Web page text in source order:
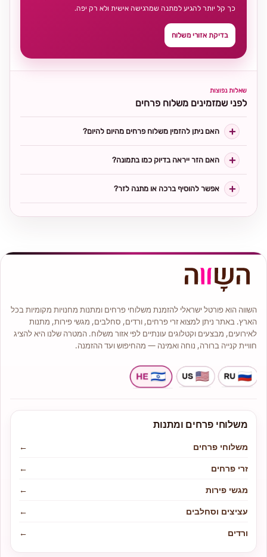
כך קל יותר להגיע למתנה שמרגישה אישית ולא רק יפה.
בדיקת אזורי משלוח
שאלות נפוצות
לפני שמזמינים משלוח פרחים
האם ניתן להזמין משלוח פרחים מהיום להיום?
האם הזר ייראה בדיוק כמו בתמונה?
אפשר להוסיף ברכה או מתנה לזר?
השווה הוא פורטל ישראלי להזמנת משלוחי פרחים ומתנות מחנויות מקומיות בכל
הארץ. באתר ניתן למצוא זרי פרחים, ורדים, סחלבים, מגשי פירות, מתנות
לאירועים, מבצעים וקטלוגים עונתיים לפי אזור משלוח. המטרה שלנו היא להציג
חוויית קנייה ברורה, נוחה ואמינה — מהחיפוש ועד ההזמנה.
משלוחי פרחים ומתנות
משלוחי פרחים
←
זרי פרחים
←
מגשי פירות
←
עציצים וסחלבים
←
ורדים
←